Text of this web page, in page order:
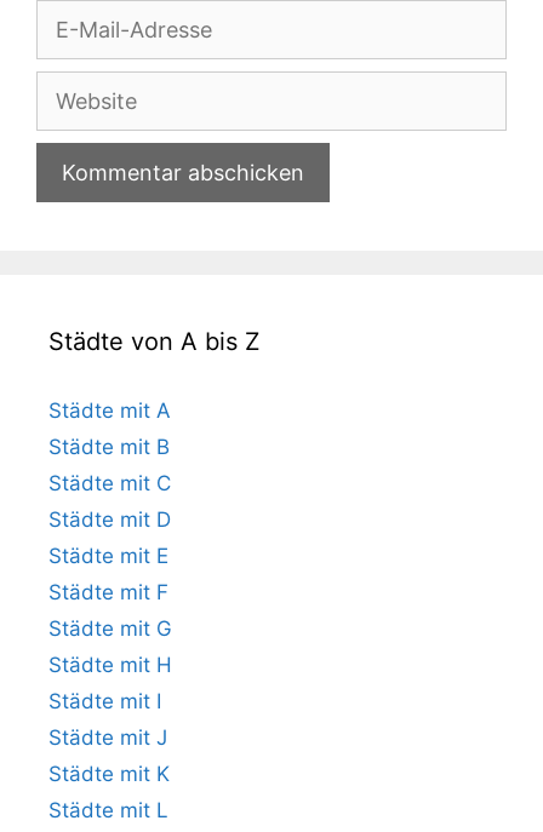
Adresse
Website
Städte von A bis Z
Städte mit A
Städte mit B
Städte mit C
Städte mit D
Städte mit E
Städte mit F
Städte mit G
Städte mit H
Städte mit I
Städte mit J
Städte mit K
Städte mit L